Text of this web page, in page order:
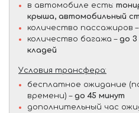
в автомобиле есть:
крыша, автомобильный
количество пассажиров –
количество багажа – до 3
кладей
Условия трансфера:
бесплатное ожидание
времени) – до 45 минут
дополнительный час